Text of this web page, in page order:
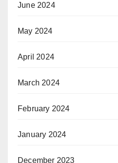
June 2024
May 2024
April 2024
March 2024
February 2024
January 2024
December 2023